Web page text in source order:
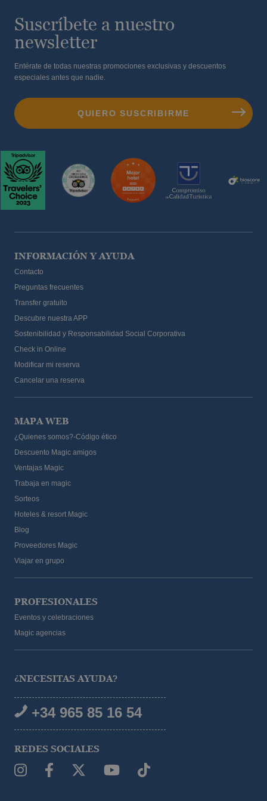
Suscríbete a nuestro
newsletter
Entérate de todas nuestras promociones exclusivas y descuentos
especiales antes que nadie.
INFORMACIÓN Y AYUDA
Contacto
Preguntas frecuentes
Transfer gratuito
Descubre nuestra APP
Sostenibilidad y Responsabilidad Social Corporativa
Check in Online
Modificar mi reserva
Cancelar una reserva
MAPA WEB
¿Quienes somos?-Código ético
Descuento Magic amigos
Ventajas Magic
Trabaja en magic
Sorteos
Hoteles & resort Magic
Blog
Proveedores Magic
Viajar en grupo
PROFESIONALES
Eventos y celebraciones
Magic agencias
¿NECESITAS AYUDA?
+34 965 85 16 54
REDES SOCIALES